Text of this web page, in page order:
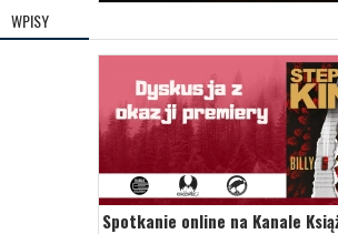
WPISY
Spotkanie online na Kanale